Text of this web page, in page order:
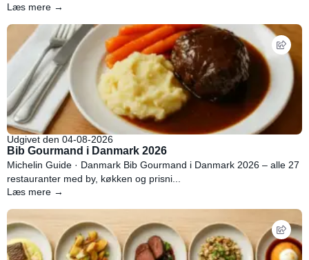
Læs mere →
Udgivet den 04-08-2026
Bib Gourmand i Danmark 2026
Michelin Guide · Danmark Bib Gourmand i Danmark 2026 – alle 27
restauranter med by, køkken og prisni...
Læs mere →